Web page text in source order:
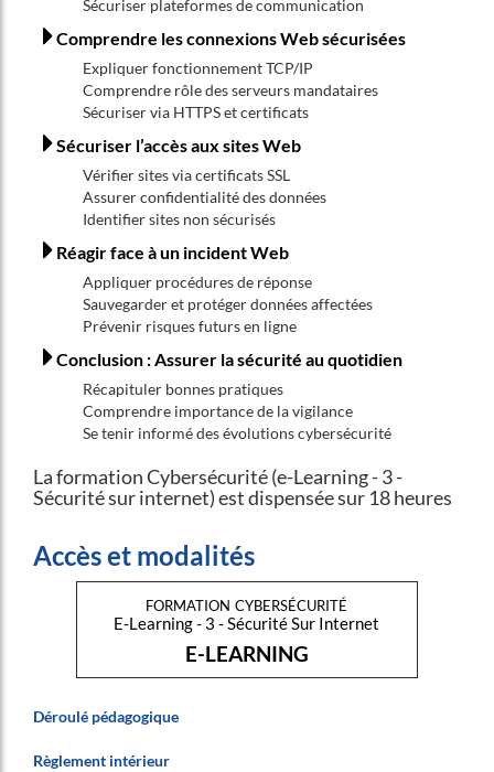
Sécuriser plateformes de communication
Comprendre les connexions Web sécurisées
Expliquer fonctionnement TCP/IP
Comprendre rôle des serveurs mandataires
Sécuriser via HTTPS et certificats
Sécuriser l’accès aux sites Web
Vérifier sites via certificats SSL
Assurer confidentialité des données
Identifier sites non sécurisés
Réagir face à un incident Web
Appliquer procédures de réponse
Sauvegarder et protéger données affectées
Prévenir risques futurs en ligne
Conclusion : Assurer la sécurité au quotidien
Récapituler bonnes pratiques
Comprendre importance de la vigilance
Se tenir informé des évolutions cybersécurité
La formation Cybersécurité (e-Learning - 3 -
Sécurité sur internet) est dispensée sur 18 heures
Accès et modalités
formation cybersécurité
E-Learning - 3 - Sécurité Sur Internet
E-LEARNING
Déroulé pédagogique
Règlement intérieur